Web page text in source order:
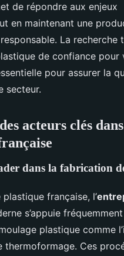
de répondre aux enjeux
en maintenant une
La recherche
de confiance pour
pour assurer la
secteur.
acteurs clés
dans la fabrication
plastique française, l’
s’appuie
plastique comme
thermoformage. Ces